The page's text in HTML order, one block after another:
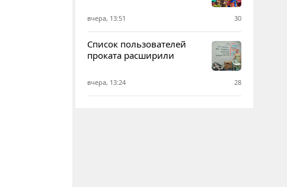
вчера, 13:51 30
Список пользователей
проката расширили
вчера, 13:24 28